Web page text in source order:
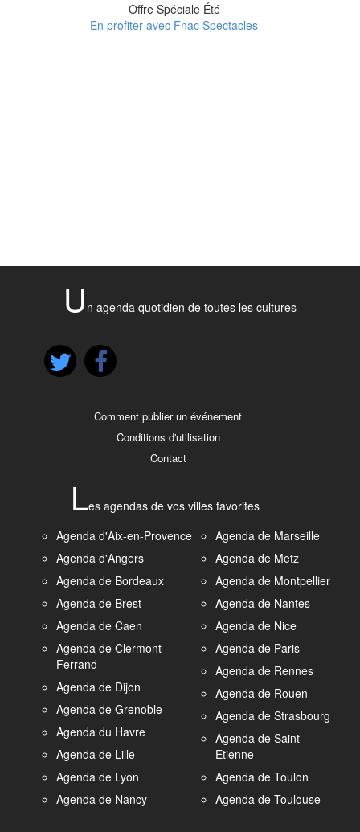
Offre Spéciale Été
En profiter avec Fnac Spectacles
U n agenda quotidien de toutes les cultures
Comment publier un événement
Conditions d'utilisation
Contact
Les agendas de vos villes favorites
Agenda d'Aix-en-Provence
Agenda d'Angers
Agenda de Bordeaux
Agenda de Brest
Agenda de Caen
Agenda de Clermont-
Ferrand
Agenda de Dijon
Agenda de Grenoble
Agenda du Havre
Agenda de Lille
Agenda de Lyon
Agenda de Nancy
Agenda de Marseille
Agenda de Metz
Agenda de Montpellier
Agenda de Nantes
Agenda de Nice
Agenda de Paris
Agenda de Rennes
Agenda de Rouen
Agenda de Strasbourg
Agenda de Saint-
Etienne
Agenda de Toulon
Agenda de Toulouse